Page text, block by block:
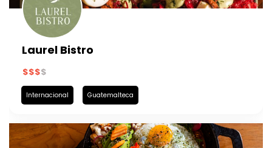
Laurel Bistro
Internacional Guatemalteca